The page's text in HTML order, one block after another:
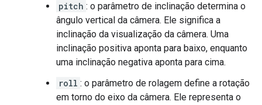
pitch : o parâmetro de inclinação determina o
ângulo vertical da câmera. Ele significa a
inclinação da visualização da câmera. Uma
inclinação positiva aponta para baixo, enquanto
uma inclinação negativa aponta para cima.
roll : o parâmetro de rolagem define a rotação
em torno do eixo da câmera. Ele representa o